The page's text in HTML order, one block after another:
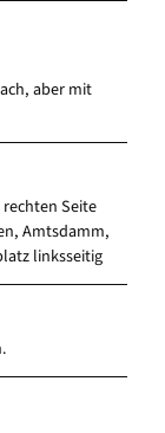
aber mit
rechten Seite
Amtsdamm,
linksseitig